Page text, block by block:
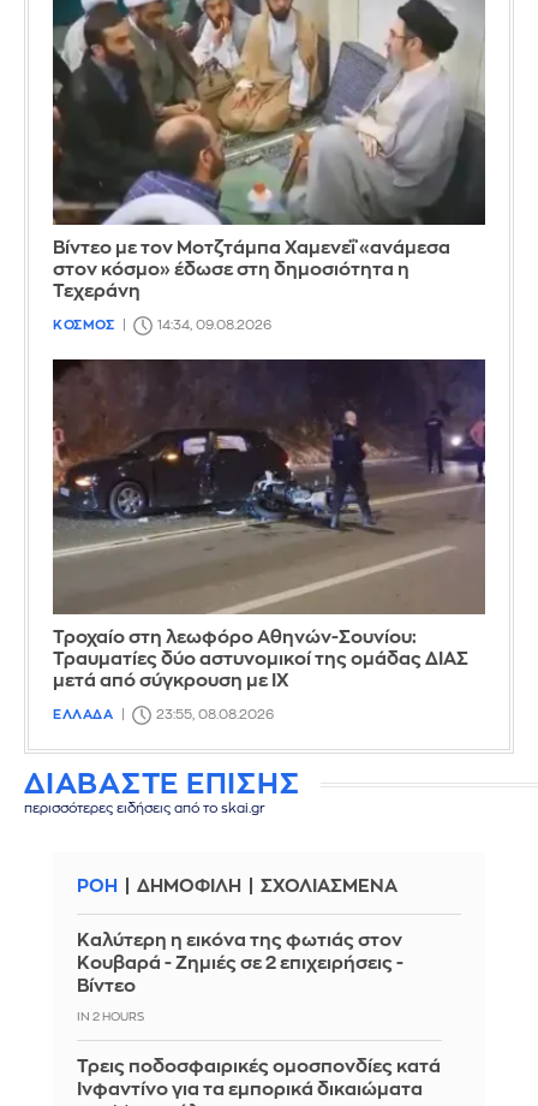
Βίντεο με τον Μοτζτάμπα Χαμενεΐ «ανάμεσα
στον κόσμο» έδωσε στη δημοσιότητα η
Τεχεράνη
ΚΟΣΜΟΣ 14:34, 09.08.2026
Τροχαίο στη λεωφόρο Αθηνών-Σουνίου:
Τραυματίες δύο αστυνομικοί της ομάδας ΔΙΑΣ
μετά από σύγκρουση με ΙΧ
ΕΛΛΑΔΑ 23:55, 08.08.2026
ΔΙΑΒΑΣΤΕ ΕΠΙΣΗΣ
περισσότερες ειδήσεις από το skai.gr
ΡΟΗ ΔΗΜΟΦΙΛΗ ΣΧΟΛΙΑΣΜΕΝΑ
Καλύτερη η εικόνα της φωτιάς στον
Κουβαρά - Ζημιές σε 2 επιχειρήσεις -
Βίντεο
IN 2 HOURS
Τρεις ποδοσφαιρικές ομοσπονδίες κατά
Ινφαντίνο για τα εμπορικά δικαιώματα